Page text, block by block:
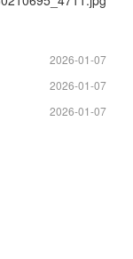
2026-01-07
2026-01-07
2026-01-07